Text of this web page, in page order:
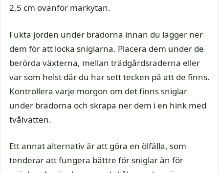
2,5 cm ovanför markytan.
Fukta jorden under brädorna innan du lägger ner
dem för att locka sniglarna. Placera dem under de
berörda växterna, mellan trädgårdsraderna eller
var som helst där du har sett tecken på att de finns.
Kontrollera varje morgon om det finns sniglar
under brädorna och skrapa ner dem i en hink med
tvålvatten.
Ett annat alternativ är att göra en ölfälla, som
tenderar att fungera bättre för sniglar än för